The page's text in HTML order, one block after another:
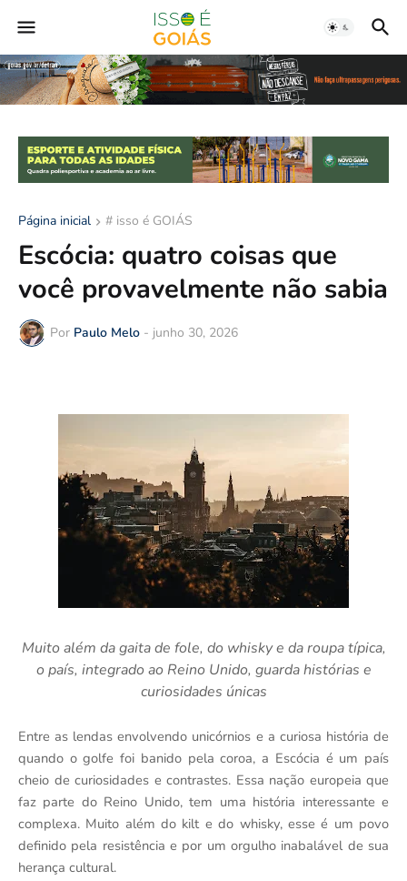
Página inicial # isso é GOIÁS
Escócia: quatro coisas que
você provavelmente não sabia
Por Paulo Melo - junho 30, 2026
Muito além da gaita de fole, do whisky e da roupa típica,
o país, integrado ao Reino Unido, guarda histórias e
curiosidades únicas
Entre as lendas envolvendo unicórnios e a curiosa história de
quando o golfe foi banido pela coroa, a Escócia é um país
cheio de curiosidades e contrastes. Essa nação europeia que
faz parte do Reino Unido, tem uma história interessante e
complexa. Muito além do kilt e do whisky, esse é um povo
definido pela resistência e por um orgulho inabalável de sua
herança cultural.